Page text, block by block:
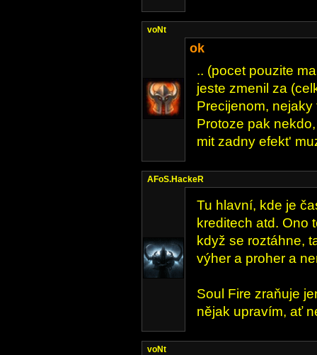
voNt
ok
.. (pocet pouzite
jeste zmenil za
Precijenom,
Protoze pak
mit zadny efekt'
AFoS.HackeR
Tu hlavní, kde je
kreditech atd. Ono
když se roztáhne,
výher a proher a
Soul Fire zraňuje
nějak upravím, ať
voNt